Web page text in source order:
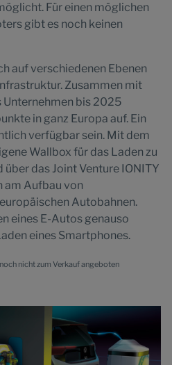
Für einen möglichen
gibt es noch keinen
auf verschiedenen Ebenen
Zusammen mit
Unternehmen bis 2025
in ganz Europa auf. Ein
verfügbar sein. Mit dem
Wallbox für das Laden zu
über das Joint Venture IONITY
am Aufbau von
Autobahnen.
eines E-Autos genauso
eines Smartphones.
nicht zum Verkauf angeboten